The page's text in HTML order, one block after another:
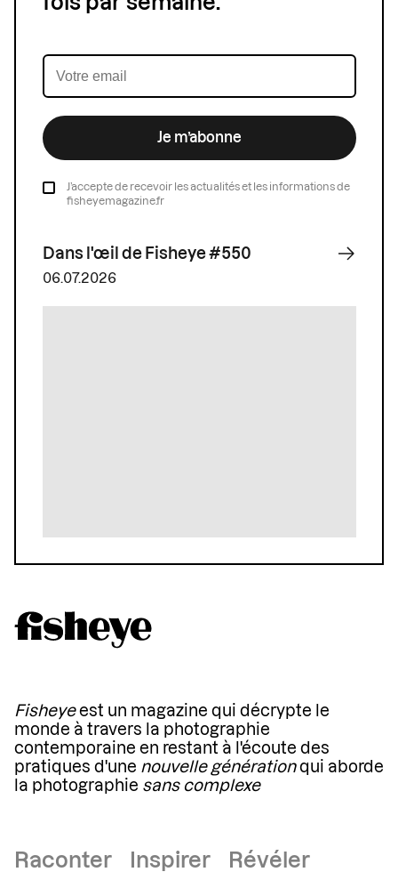
Je m’abonne
J’accepte de recevoir les actualités et les informations de
fisheyemagazine.fr
Dans l'œil de Fisheye #550
06.07.2026
Fisheyeest un magazine qui décrypte le
monde à travers la photographie
contemporaine en restant à l'écoute des
pratiques d'une nouvelle générationqui aborde
la photographie sans complexe
Raconter Inspirer Révéler